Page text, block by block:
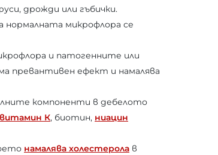
дрожди или гъбички.
нормалната микрофлора се
и патогенните или
превантивен ефект и намалява
компоненти в дебелото
витамин К, биотин, ниацин
намалява холестерола в